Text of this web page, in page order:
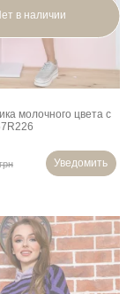
в наличии
молочного цвета с
Уведомить